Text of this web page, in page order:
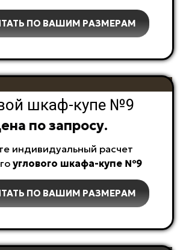
ПО ВАШИМ РАЗМЕРАМ
шкаф-купе №9
по запросу.
индивидуальный расчет
углового шкафа-купе №9
ПО ВАШИМ РАЗМЕРАМ